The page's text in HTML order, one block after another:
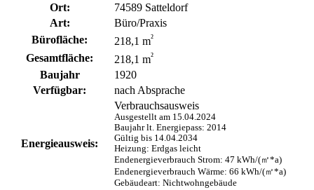
Ort:
74589 Satteldorf
Art:
Büro/Praxis
Bürofläche:
218,1 m²
Gesamtfläche: 218,1 m²
Baujahr
1920
Verfügbar:
nach Absprache
Energieausweis:
Verbrauchsausweis
Ausgestellt am 15.04.2024
Baujahr lt. Energiepass: 2014
Gültig bis 14.04.2034
Heizung: Erdgas leicht
Endenergieverbrauch Strom: 47 kWh/(㎡*a)
Endenergieverbrauch Wärme: 66 kWh/(㎡*a)
Gebäudeart: Nichtwohngebäude